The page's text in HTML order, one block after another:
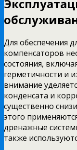
Для обеспечения
компенсаторов
состояния,
герметичности и
внимание
конденсата и
существенно
этого
дренажные
также